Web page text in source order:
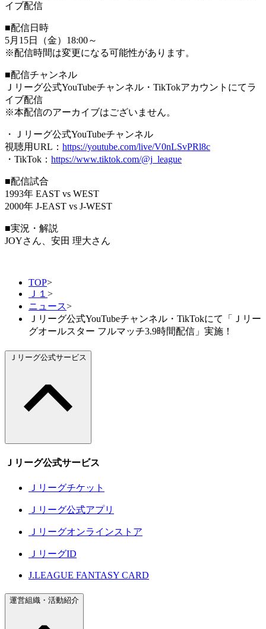
イブ配信
■配信日時
5月15日（金）18:00～
※配信時間は変更になる可能性があります。
■配信チャンネル
Ｊリーグ公式YouTubeチャンネル・TikTokアカウントにてラ
イブ配信
※本配信のアーカイブはございません。
・Ｊリーグ公式YouTubeチャンネル
視聴用URL： https://youtube.com/live/V0nLSvPRl8c
・TikTok： https://www.tiktok.com/@j_league
■配信試合
1993年 EAST vs WEST
2000年 J-EAST vs J-WEST
■実況・解説
JOYさん、安田 理大さん
TOP>
Ｊ１ >
ニュース>
Ｊリーグ公式YouTubeチャンネル・TikTokにて「Ｊリー
グオールスター フルマッチ3.9時間配信」実施！
Ｊリーグ公式サービス
Ｊリーグ公式サービス
Ｊリーグチケット
Ｊリーグ公式アプリ
Ｊリーグオンラインストア
ＪリーグID
J.LEAGUE FANTASY CARD
運営組織・活動紹介